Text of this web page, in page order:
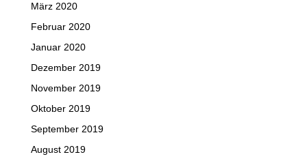
März 2020
Februar 2020
Januar 2020
Dezember 2019
November 2019
Oktober 2019
September 2019
August 2019